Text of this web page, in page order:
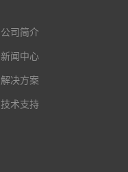
公司简介
新闻中心
解决方案
技术支持